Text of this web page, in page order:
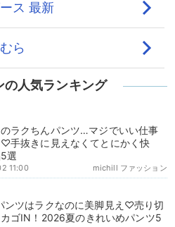
の人気ランキング
ラクちんパンツ…マジでいい仕事
手抜きに見えなくてとにかく快
選
michill ファッション
11:00
ンツはラクなのに美脚見え♡売り切
ゴIN！2026夏のきれいめパンツ5